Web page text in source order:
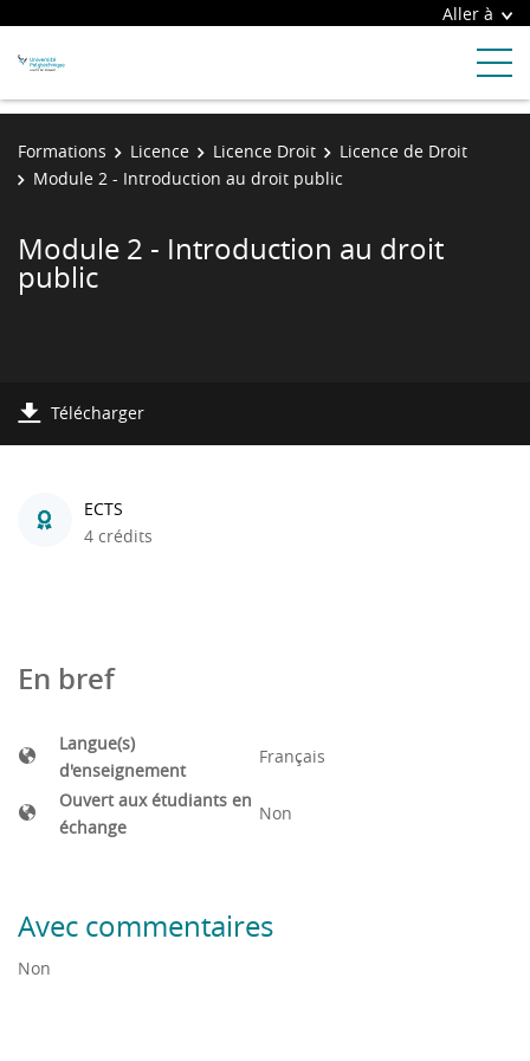
Aller à
Formations Licence Licence Droit
Licence de Droit
Module 2 - Introduction au droit public
Module 2 - Introduction au droit
public
Télécharger
ECTS
4 crédits
En bref
Langue(s)
d'enseignement
Français
Ouvert aux étudiants en
échange
Non
Avec commentaires
Non